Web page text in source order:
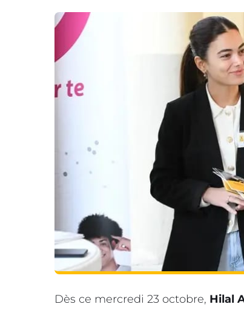
Dès ce mercredi 23 octobre, ️Hilal